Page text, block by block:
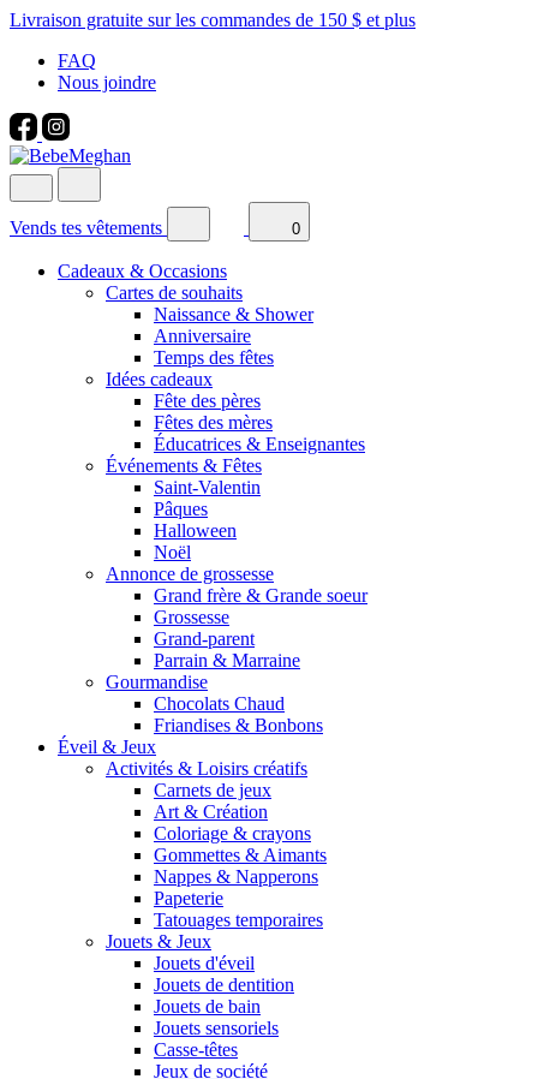
Livraison gratuite sur les commandes de 150 $ et plus
FAQ
Nous joindre
Vends tes vêtements 0
Cadeaux & Occasions
Cartes de souhaits
Naissance & Shower
Anniversaire
Temps des fêtes
Idées cadeaux
Fête des pères
Fêtes des mères
Éducatrices & Enseignantes
Événements & Fêtes
Saint-Valentin
Pâques
Halloween
Noël
Annonce de grossesse
Grand frère & Grande soeur
Grossesse
Grand-parent
Parrain & Marraine
Gourmandise
Chocolats Chaud
Friandises & Bonbons
Éveil & Jeux
Activités & Loisirs créatifs
Carnets de jeux
Art & Création
Coloriage & crayons
Gommettes & Aimants
Nappes & Napperons
Papeterie
Tatouages temporaires
Jouets & Jeux
Jouets d'éveil
Jouets de dentition
Jouets de bain
Jouets sensoriels
Casse-têtes
Jeux de société